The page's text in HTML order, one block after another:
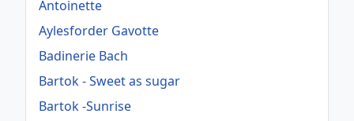
Antoinette
Aylesforder Gavotte
Badinerie Bach
Bartok - Sweet as sugar
Bartok -Sunrise